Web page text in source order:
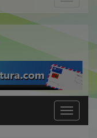
Toggle
navigation